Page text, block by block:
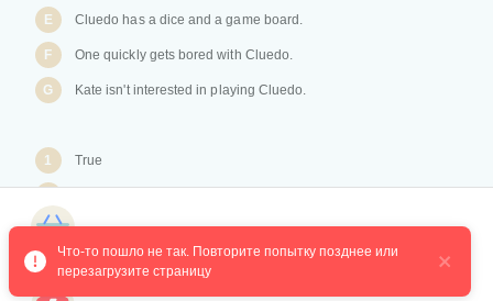
E Cluedo has a dice and a game board.
F One quickly gets bored with Cluedo.
G Kate isn't interested in playing Cluedo.
1 True
3 Not stated
Ответ
Что-то пошло не так. Повторите попытку позднее или
перезагрузите страницу